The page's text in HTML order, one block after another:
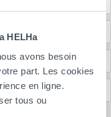
HELHa
avons besoin
part. Les cookies
en ligne.
tous ou